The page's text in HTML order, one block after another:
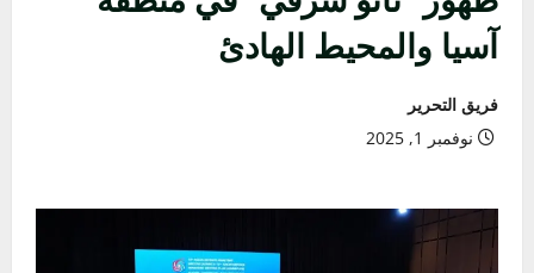
آسيا والمحيط الهادئ
فريق التحرير
نوفمبر 1, 2025